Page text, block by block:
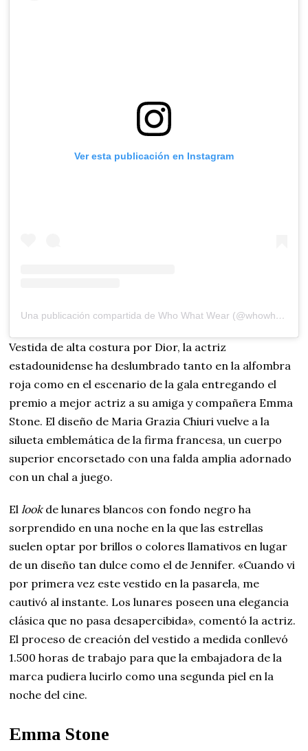
Ver esta publicación en Instagram
Una publicación compartida de Who What Wear (@whowhatwear)
Vestida de alta costura por Dior, la actriz
estadounidense ha deslumbrado tanto en la alfombra
roja como en el escenario de la gala entregando el
premio a mejor actriz a su amiga y compañera Emma
Stone. El diseño de Maria Grazia Chiuri vuelve a la
silueta emblemática de la firma francesa, un cuerpo
superior encorsetado con una falda amplia adornado
con un chal a juego.
El lookde lunares blancos con fondo negro ha
sorprendido en una noche en la que las estrellas
suelen optar por brillos o colores llamativos en lugar
de un diseño tan dulce como el de Jennifer. «Cuando vi
por primera vez este vestido en la pasarela, me
cautivó al instante. Los lunares poseen una elegancia
clásica que no pasa desapercibida», comentó la actriz.
El proceso de creación del vestido a medida conllevó
1.500 horas de trabajo para que la embajadora de la
marca pudiera lucirlo como una segunda piel en la
noche del cine.
Emma Stone